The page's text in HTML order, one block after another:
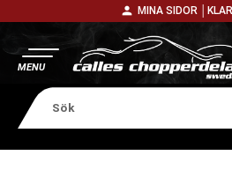
person MINA SIDOR │